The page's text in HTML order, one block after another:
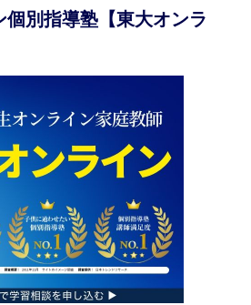
個別指導塾【東大オンラ